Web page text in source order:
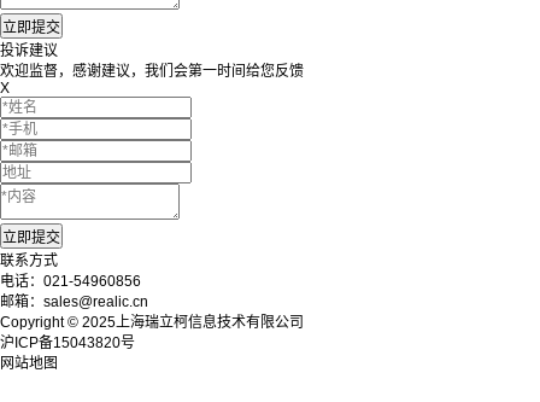
投诉建议
欢迎监督，感谢建议，我们会第一时间给您反馈
X
联系方式
电话：021-54960856
邮箱：sales@realic.cn
Copyright © 2025上海瑞立柯信息技术有限公司
沪ICP备15043820号
网站地图